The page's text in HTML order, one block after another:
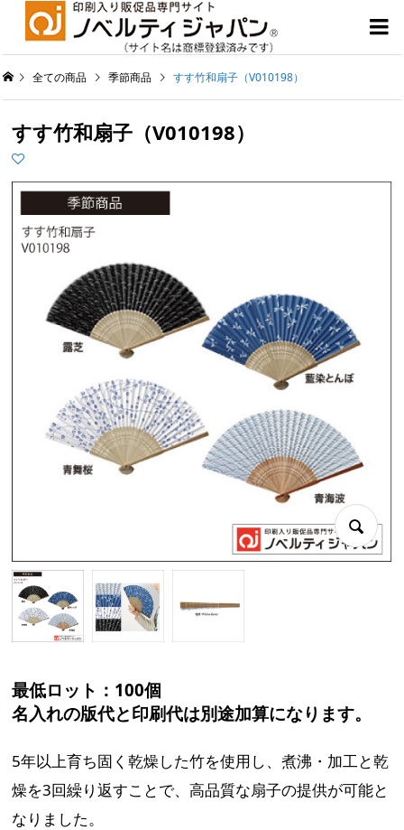

全ての商品 季節商品 すす竹和扇子（V010198）
すす竹和扇子（V010198）
最低ロット：100個
名入れの版代と印刷代は別途加算になります。
5年以上育ち固く乾燥した竹を使用し、煮沸・加工と乾
燥を3回繰り返すことで、高品質な扇子の提供が可能と
なりました。